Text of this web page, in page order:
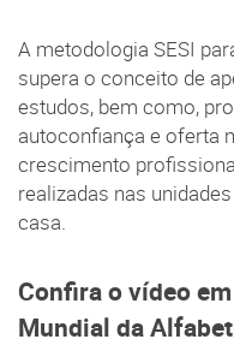
A metodologia SESI
supera o conceito de
estudos, bem como,
autoconfiança e oferta
crescimento
realizadas nas
casa.
Confira o vídeo
Mundial da